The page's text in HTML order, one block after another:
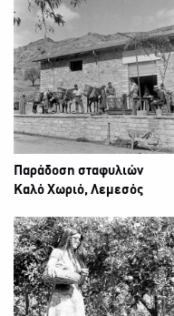
Παράδοση σταφυλιών
Καλό Χωριό, Λεμεσός